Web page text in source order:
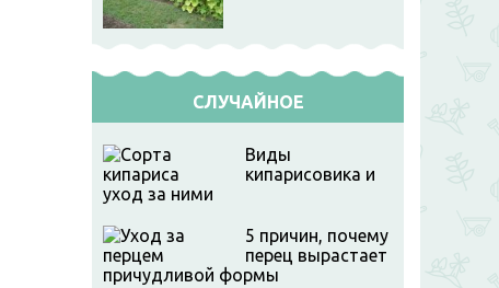
СЛУЧАЙНОЕ
Виды
кипарисовика и
уход за ними
5 причин, почему
перец вырастает
причудливой формы